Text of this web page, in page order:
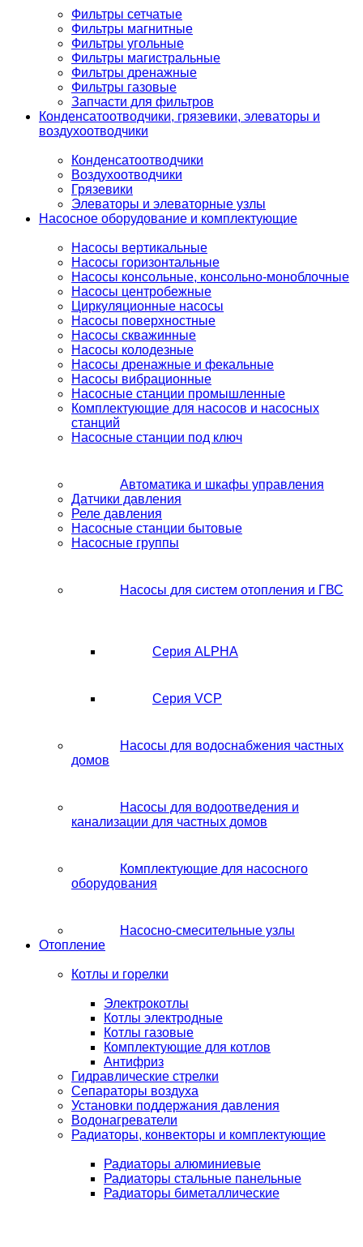
Фильтры сетчатые
Фильтры магнитные
Фильтры угольные
Фильтры магистральные
Фильтры дренажные
Фильтры газовые
Запчасти для фильтров
Конденсатоотводчики, грязевики, элеваторы и
воздухоотводчики
Конденсатоотводчики
Воздухоотводчики
Грязевики
Элеваторы и элеваторные узлы
Насосное оборудование и комплектующие
Насосы вертикальные
Насосы горизонтальные
Насосы консольные, консольно-моноблочные
Насосы центробежные
Циркуляционные насосы
Насосы поверхностные
Насосы скважинные
Насосы колодезные
Насосы дренажные и фекальные
Насосы вибрационные
Насосные станции промышленные
Комплектующие для насосов и насосных
станций
Насосные станции под ключ
Автоматика и шкафы управления
Датчики давления
Реле давления
Насосные станции бытовые
Насосные группы
Насосы для систем отопления и ГВС
Серия ALPHA
Серия VCP
Насосы для водоснабжения частных
домов
Насосы для водоотведения и
канализации для частных домов
Комплектующие для насосного
оборудования
Насосно-смесительные узлы
Отопление
Котлы и горелки
Электрокотлы
Котлы электродные
Котлы газовые
Комплектующие для котлов
Антифриз
Гидравлические стрелки
Сепараторы воздуха
Установки поддержания давления
Водонагреватели
Радиаторы, конвекторы и комплектующие
Радиаторы алюминиевые
Радиаторы стальные панельные
Радиаторы биметаллические